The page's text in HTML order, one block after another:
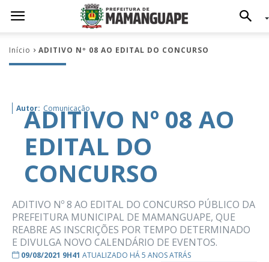
Início ADITIVO Nº 08 AO EDITAL DO CONCURSO
Autor: Comunicação
ADITIVO Nº 08 AO
EDITAL DO
CONCURSO
ADITIVO Nº 8 AO EDITAL DO CONCURSO PÚBLICO DA
PREFEITURA MUNICIPAL DE MAMANGUAPE, QUE
REABRE AS INSCRIÇÕES POR TEMPO DETERMINADO
E DIVULGA NOVO CALENDÁRIO DE EVENTOS.
09/08/2021 9H41 ATUALIZADO HÁ 5 ANOS ATRÁS